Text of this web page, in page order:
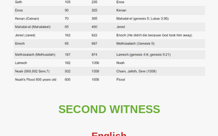
SECOND WITNESS